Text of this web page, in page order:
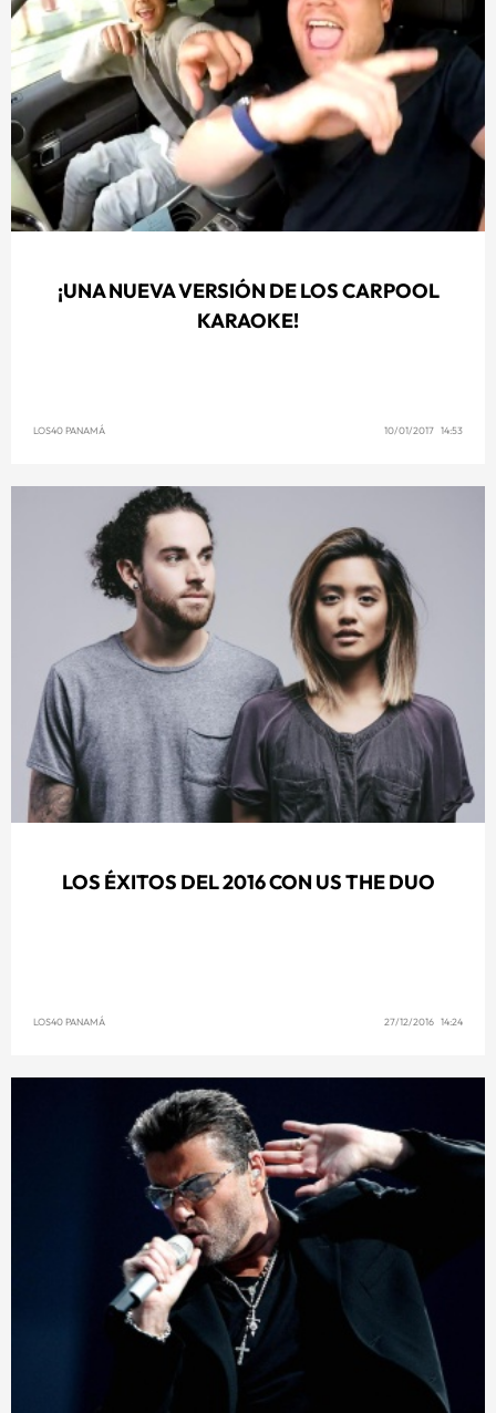
¡UNA NUEVA VERSIÓN DE LOS CARPOOL
KARAOKE!
LOS40 PANAMÁ 10/01/2017 14:53
LOS ÉXITOS DEL 2016 CON US THE DUO
LOS40 PANAMÁ 27/12/2016 14:24